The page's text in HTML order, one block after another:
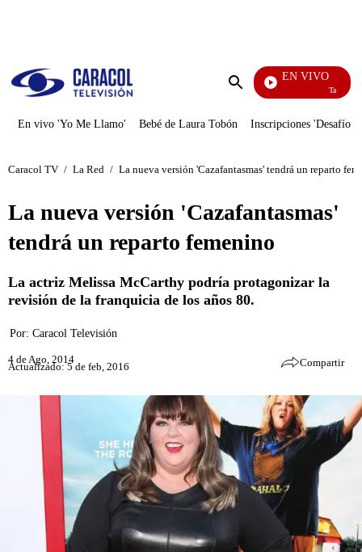
Enviar
EN VIVO
También
En vivo 'Yo Me Llamo' Bebé de Laura Tobón Inscripciones 'Desafío'
Caracol TV / La Red / La nueva versión 'Cazafantasmas' tendrá un reparto
La nueva versión 'Cazafantasmas'
tendrá un reparto femenino
La actriz Melissa McCarthy podría protagonizar la
revisión de la franquicia de los años 80.
Por: Caracol Televisión
4 de Ago, 2014
Actualizado: 5 de feb, 2016 Compartir